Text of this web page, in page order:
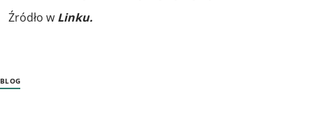
Źródło wLinku.
BLOG